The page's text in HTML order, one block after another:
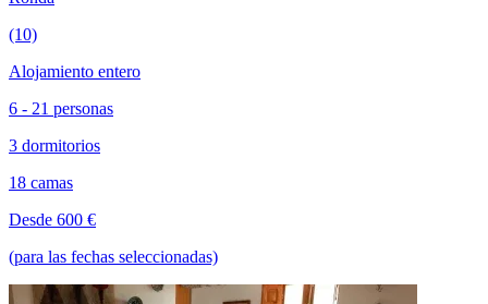
(10)
Alojamiento entero
6 - 21 personas
3 dormitorios
18 camas
Desde 600 €
(para las fechas seleccionadas)